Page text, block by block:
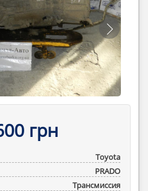
грн
Toyota
PRADO
Трансмиссия